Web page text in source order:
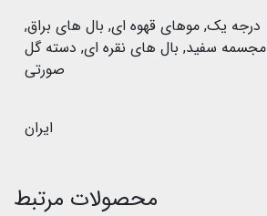
درجه یک, موهای قهوه ای, بال های براق,
مجسمه سفید, بال های نقره ای, دسته گل
صورتی
ایران
محصولات مرتبط